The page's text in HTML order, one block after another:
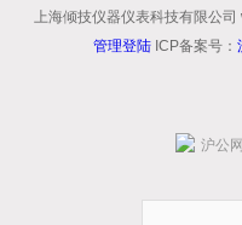
上海倾技仪器仪表科技有限公
管理登陆 ICP备案号：
沪公